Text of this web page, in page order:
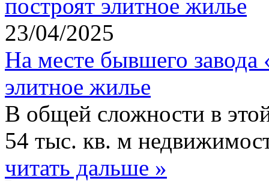
23/04/2025
На месте бывшего завода
элитное жилье
В общей сложности в
54 тыс. кв. м
читать дальше »